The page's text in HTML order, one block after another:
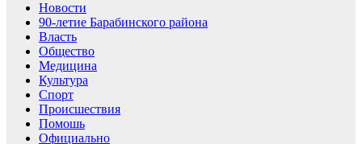
Новости
90-летие Барабинского района
Власть
Общество
Медицина
Культура
Спорт
Происшествия
Помошь
Официально